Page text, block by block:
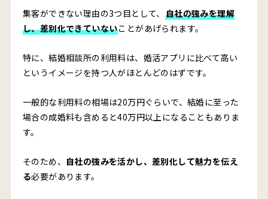
集客ができない理由の3つ目として、 自社の強みを理解
し、差別化できていないことがあげられます。
特に、結婚相談所の利用料は、婚活アプリに比べて高い
というイメージを持つ人がほとんどのはずです。
一般的な利用料の相場は20万円ぐらいで、結婚に至った
場合の成婚料も含めると40万円以上になることもありま
す。
そのため、 自社の強みを活かし、差別化して魅力を伝え
る必要があります。